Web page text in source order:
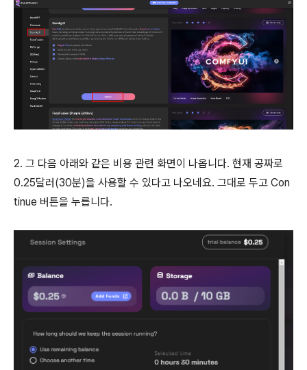
2. 그 다음 아래와 같은 비용 관련 화면이 나옵니다. 현재 공짜로
0.25달러(30분)을 사용할 수 있다고 나오네요. 그대로 두고 Con
tinue 버튼을 누릅니다.